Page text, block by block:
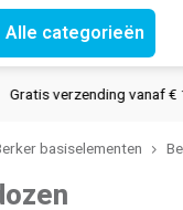
Alle categorieën
vanaf € 150
basiselementen